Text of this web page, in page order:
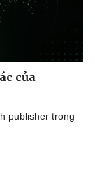
của
publisher trong